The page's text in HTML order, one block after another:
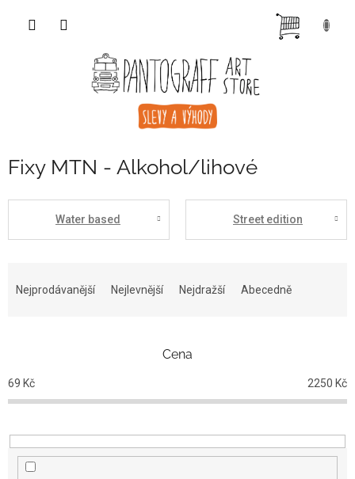
Fixy MTN - Alkohol/lihové
Water based Street edition
p
r
o
u
Nejprodávanější Nejlevnější Nejdražší Abecedně
Cena
69 Kč 2250 Kč